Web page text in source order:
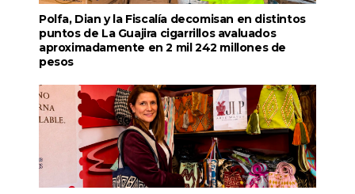
Polfa, Dian y la Fiscalía decomisan en distintos
puntos de La Guajira cigarrillos avaluados
aproximadamente en 2 mil 242 millones de
pesos